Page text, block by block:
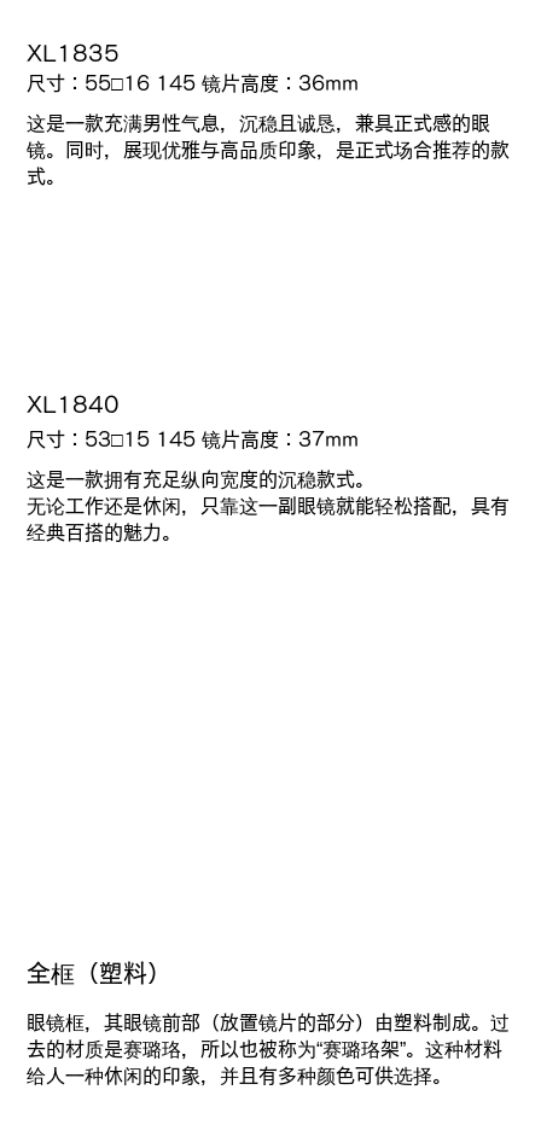
XL1835
尺寸：55□16 145 镜片高度：36mm
这是一款充满男性气息，沉稳且诚恳，兼具正式感的眼
镜。同时，展现优雅与高品质印象，是正式场合推荐的款
式。
XL1840
尺寸：53□15 145 镜片高度：37mm
这是一款拥有充足纵向宽度的沉稳款式。
无论工作还是休闲，只靠这一副眼镜就能轻松搭配，具有
经典百搭的魅力。
全框（塑料）
眼镜框，其眼镜前部（放置镜片的部分）由塑料制成。过
去的材质是赛璐珞，所以也被称为“赛璐珞架”。这种材料
给人一种休闲的印象，并且有多种颜色可供选择。